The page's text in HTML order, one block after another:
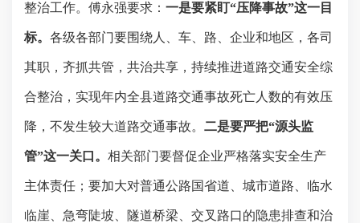
整治工作。傅永强要求： 一是要紧盯“压降事故”这一目
标。 各级各部门要围绕人、车、路、企业和地区，各司
其职，齐抓共管，共治共享，持续推进道路交通安全综
合整治，实现年内全县道路交通事故死亡人数的有效压
降，不发生较大道路交通事故。 二是要严把“源头监
管”这一关口。 相关部门要督促企业严格落实安全生产
主体责任；要加大对普通公路国省道、城市道路、临水
临崖、急弯陡坡、隧道桥梁、交叉路口的隐患排查和治